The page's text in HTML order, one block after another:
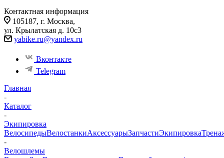
Контактная информация
105187, г. Москва,
ул. Крылатская д. 10с3
yabike.ru@yandex.ru
Вконтакте
Telegram
Главная
-
Каталог
-
Экипировка
ВелосипедыВелостанкиАксессуарыЗапчастиЭкипировка
-
Велошлемы